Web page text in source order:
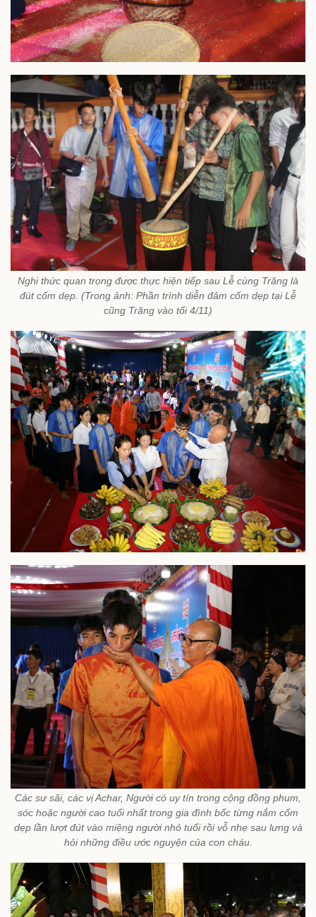
Nghi thức quan trọng được thực hiện tiếp sau Lễ cùng Trăng là
đút cốm dẹp. (Trong ảnh: Phần trình diễn đâm cốm dẹp tại Lễ
cũng Trăng vào tối 4/11)
Các sư sãi, các vị Achar, Người có uy tín trong cộng đồng phum,
sóc hoặc người cao tuổi nhất trong gia đình bốc từng nắm cốm
dẹp lần lượt đút vào miệng người nhỏ tuổi rồi vỗ nhẹ sau lưng và
hỏi những điều ước nguyện của con cháu.